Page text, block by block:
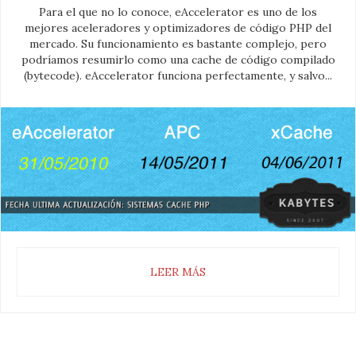
Para el que no lo conoce, eAccelerator es uno de los
mejores aceleradores y optimizadores de código PHP del
mercado. Su funcionamiento es bastante complejo, pero
podríamos resumirlo como una cache de código compilado
(bytecode). eAccelerator funciona perfectamente, y salvo...
LEER MÁS